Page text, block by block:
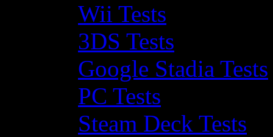
Wii Tests
3DS Tests
Google Stadia Tests
PC Tests
Steam Deck Tests